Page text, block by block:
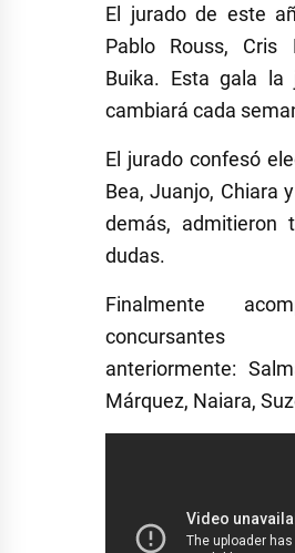
El jurado de este
Pablo Rouss, Cris
Buika. Esta gala la
cambiará cada
El jurado confesó
Bea, Juanjo, Chiara
demás, admitieron
dudas.
Finalmente
anteriormente:
Márquez, Naiara,